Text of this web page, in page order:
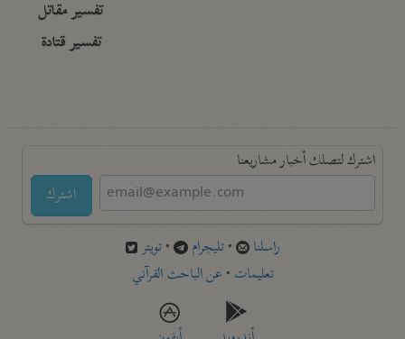
تفسير مقاتل
تفسير قتادة
اشترك لتصلك أخبار مشاريعنا
اشترك
راسلنا •تليجرام •تويتر
تعليمات •عن الباحث القرآني